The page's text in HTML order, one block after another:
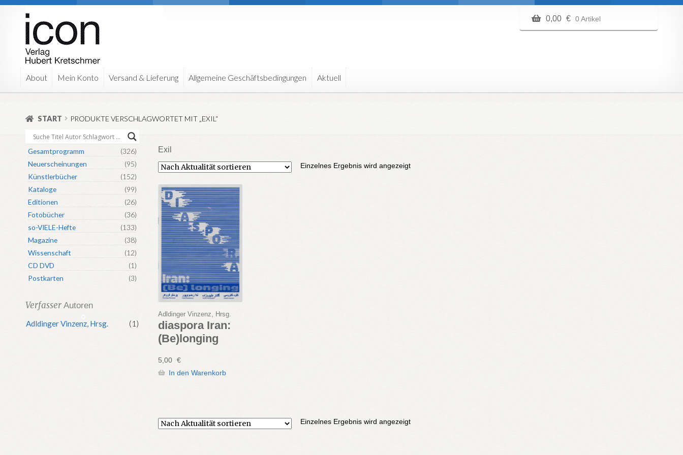
Zur
Navigation
springen
Zum
Inhalt
springen
0,00 € 0 Artikel
About Mein Konto Versand & Lieferung Allgemeine Geschäftsbedingungen Aktuell
START PRODUKTE VERSCHLAGWORTET MIT „EXIL“
Exil
Einzelnes Ergebnis wird angezeigt
Adldinger Vinzenz, Hrsg.
diaspora Iran:
(Be)longing
5,00 €
In den Warenkorb
Einzelnes Ergebnis wird angezeigt
Gesamtprogramm
(326)
Neuerscheinungen
(95)
Künstlerbücher
(152)
Kataloge
(99)
Editionen
(26)
Fotobücher
(36)
so-VIELE-Hefte
(133)
Magazine
(38)
Wissenschaft
(12)
CD DVD
(1)
Postkarten
(3)
Verfasser Autoren
Adldinger Vinzenz, Hrsg. (1)